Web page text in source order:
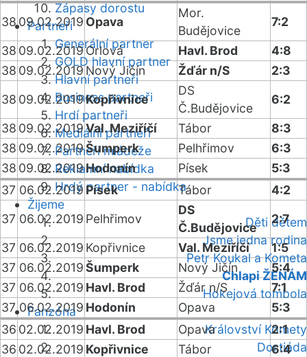
Zápasy dorostu
Partneři
Generální partner
GOLD hlavní partner
Hlavní partneři
Business partneři
Hrdí partneři
Mediální partneři
Partneři mládeže
Reklamní nabídka
Hrdý partner - nabídka
Žijeme
Děti dětem
Jsme jedna rodina
Petr Koukal a Kometa
Chlapi ŽENÁM
Hokejová tombola
Fanzóna
Království Komety
Dortiáda
3809.02.2019 Opava
Mor.
Budějovice
7:2
38 09.02.2019Orlová Havl. Brod
4:8
38 09.02.2019Nový Jičín Žďár n/S
2:3
38 09.02.2019Kopřivnice
DS
Č.Budějovice
6:2
38 09.02.2019Val. Meziříčí Tábor
8:3
38 09.02.2019Šumperk Pelhřimov
6:3
38 09.02.2019Hodonín Písek
5:3
37 06.02.2019 Písek Tábor
4:2
37 06.02.2019 Pelhřimov
DS
Č.Budějovice
2:7
37 06.02.2019 Kopřivnice Val. Meziříčí
1:5
37 06.02.2019Šumperk Nový Jičín
5:4
37 06.02.2019 Havl. Brod Žďár n/S
7:1
37 06.02.2019 Hodonín Opava
5:3
36 02.02.2019 Havl. Brod Opava
2:1
36 02.02.2019 Kopřivnice Tábor
6:4